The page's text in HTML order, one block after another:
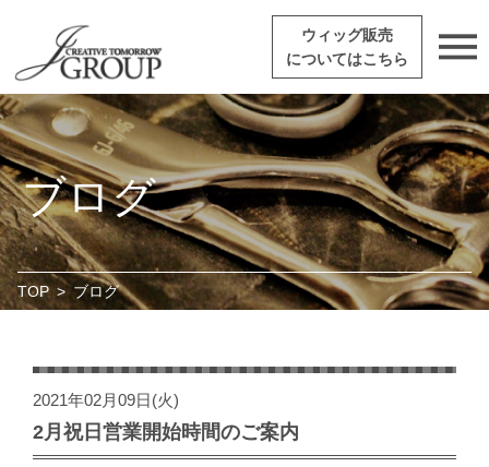
ウィッグ販売
についてはこちら
ブログ
TOP > ブログ
2021年02月09日(火)
2月祝日営業開始時間のご案内